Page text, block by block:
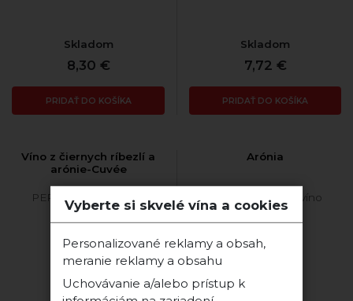
Skladom
8,30 €
PRIDAŤ DO KOŠÍKA
Skladom
7,72 €
PRIDAŤ DO KOŠÍKA
Víno z čiernych ríbezlí a
arónie-Cuvée
PEREG - ovocné víno
Arónia
PEREG - ovocné víno
Vyberte si skvelé vína a cookies
Personalizované reklamy a obsah,
meranie reklamy a obsahu
Uchovávanie a/alebo prístup k